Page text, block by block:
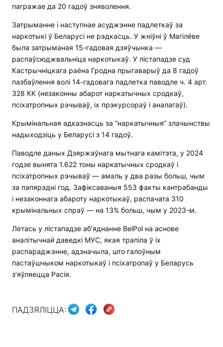
пагражае да 20 гадоў зняволення.
Затрыманне і наступнае асуджэнне падлеткаў за
наркотыкі ў Беларусі не рэдкасць. У жніўні ў Магілёве
была затрыманая 15-гадовая дзяўчынка —
распаўсюджвальніца наркотыкаў. У лістападзе суд
Кастрычніцкага раёна Гродна прыгаварыў да 8 гадоў
пазбаўлення волі 14-гадовага падлетка паводле ч. 4 арт.
328 КК (незаконны абарот наркатычных сродкаў,
псіхатропных рэчываў, іх прэкурсораў і аналагаў).
Крымінальная адказнасць за “наркатычныя” злачынствы
надыходзіць у Беларусі з 14 гадоў.
Паводле даных Дзяржаўнага мытнага камітэта, у 2024
годзе вынята 1.622 тоны наркатычных сродкаў і
псіхатропных рэчываў — амаль у два разы больш, чым
за папярэдні год. Зафіксаваныя 553 факты кантрабанды
і незаконнага абароту наркотыкаў, распачата 310
крымінальных спраў — на 13% больш, чым у 2023-м.
Летась у лістападзе аб’яднанне BelPol на аснове
аналітычнай даведкі МУС, якая трапіла ў іх
распараджэнне, адзначыла, што галоўным
пастаўшчыком наркотыкаў і псіхатропаў у Беларусь
з’яўляецца Расія.
ПАДЗЯЛІЦЦА: